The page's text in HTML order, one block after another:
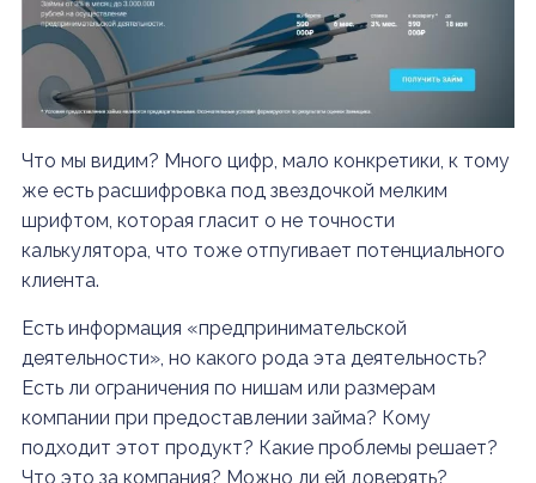
Что мы видим? Много цифр, мало конкретики, к тому
же есть расшифровка под звездочкой мелким
шрифтом, которая гласит о не точности
калькулятора, что тоже отпугивает потенциального
клиента.
Есть информация «предпринимательской
деятельности», но какого рода эта деятельность?
Есть ли ограничения по нишам или размерам
компании при предоставлении займа? Кому
подходит этот продукт? Какие проблемы решает?
Что это за компания? Можно ли ей доверять?